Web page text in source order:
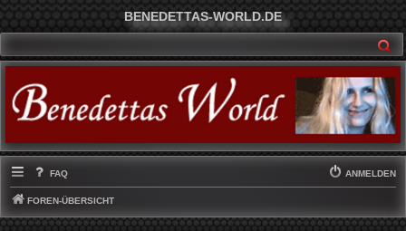
BENEDETTAS-WORLD.DE
FAQ ANMELDEN
FOREN-ÜBERSICHT